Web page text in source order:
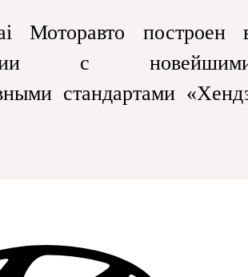
Моторавто построен
с
стандартами
моделей